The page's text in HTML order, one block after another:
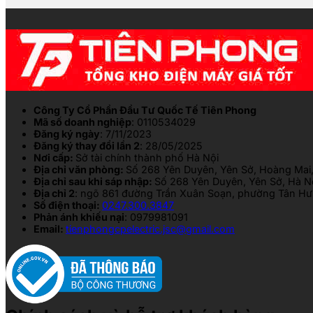
Công Ty Cổ Phần Đầu Tư Quốc Tế Tiên Phong
Mã số doanh nghiệp: 0110534029
Đăng ký ngày: 7/11/2023
Đăng ký thay đổi lần 2: 28/05/2025
Nơi cấp: Sở tài chính thành phố Hà Nội
Địa chỉ văn phòng: Số 268 Yên Duyên, Yên Sở, Hoàng
Địa chỉ sau khi sáp nhập: Số 268 Yên Duyên, Yên Sở, Hà
Địa chỉ 2: ngõ 861 đường Trần Xuân Soạn, phường Tân
Số điện thoại: 0247.300.3847
Phản ánh khiếu nại: 0979981091
Email: tienphongcpelectric.jsc@gmail.com